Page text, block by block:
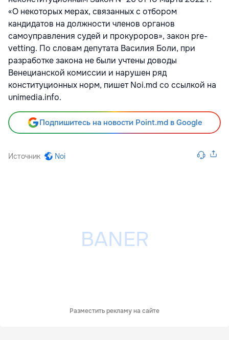
«О некоторых мерах, связанных с отбором
кандидатов на должности членов органов
самоуправления судей и прокуроров», закон pre-
vetting. По словам депутата Василия Боли, при
разработке закона не были учтены доводы
Венецианской комиссии и нарушен ряд
конституционных норм, пишет Noi.md со ссылкой на
unimedia.info.
Подпишитесь на новости Point.md в Google
Источник Noi
Разместить рекламу на сайте